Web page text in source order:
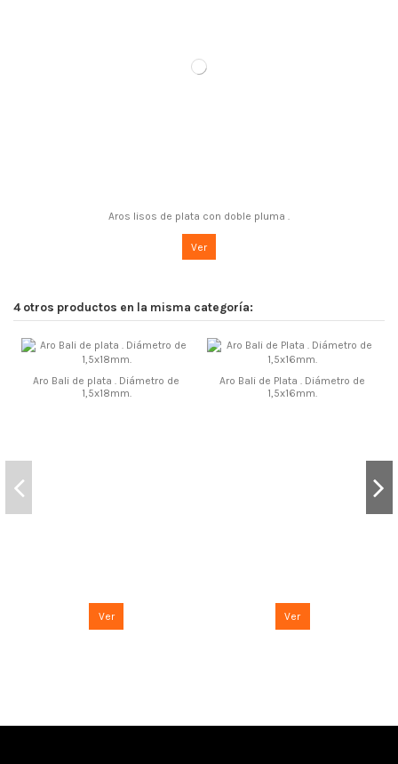
Aros lisos de plata con doble pluma .
Ver
4 otros productos en la misma categoría:
Aro Bali de plata . Diámetro de
1,5x18mm.
Ver
Aro Bali de Plata . Diámetro de
1,5x16mm.
Ver